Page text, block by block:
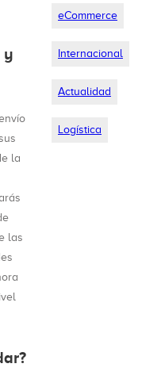
y
la
las
eCommerce
Internacional
Actualidad
Logística